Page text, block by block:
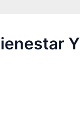
Y